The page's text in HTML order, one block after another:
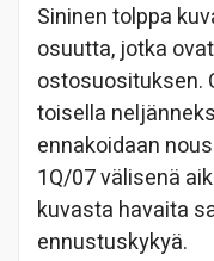
Sininen tolppa
osuutta, jotka
ostosuosituksen.
toisella
ennakoidaan
1Q/07 välisenä
kuvasta havaita
ennustuskykyä.